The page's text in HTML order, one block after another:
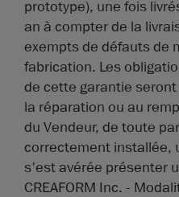
prototype), une fois
an à compter de la
exempts de défauts de
fabrication. Les
de cette garantie
la réparation ou au
du Vendeur, de toute
correctement installée,
s'est avérée présenter
CREAFORM Inc. -